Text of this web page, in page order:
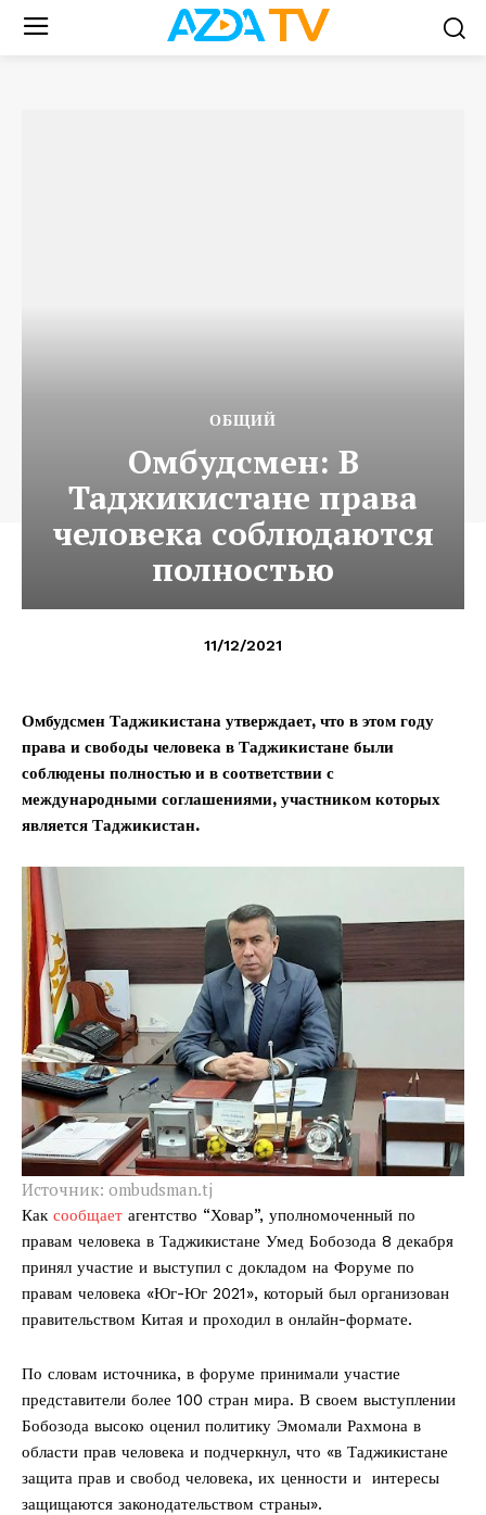
ОБЩИЙ
Омбудсмен: В
Таджикистане права
человека соблюдаются
полностью
11/12/2021
Омбудсмен Таджикистана утверждает, что в этом году
права и свободы человека в Таджикистане были
соблюдены полностью и в соответствии с
международными соглашениями, участником которых
является Таджикистан.
Источник: ombudsman.tj
Как сообщает агентство “Ховар”, уполномоченный по
правам человека в Таджикистане Умед Бобозода 8 декабря
принял участие и выступил с докладом на Форуме по
правам человека «Юг-Юг 2021», который был организован
правительством Китая и проходил в онлайн-формате.
По словам источника, в форуме принимали участие
представители более 100 стран мира. В своем выступлении
Бобозода высоко оценил политику Эмомали Рахмона в
области прав человека и подчеркнул, что «в Таджикистане
защита прав и свобод человека, их ценности и интересы
защищаются законодательством страны».